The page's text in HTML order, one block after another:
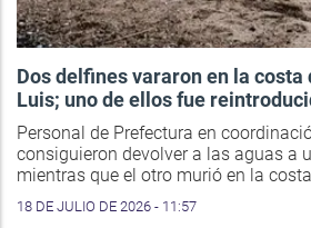
Dos delfines vararon en la costa
Luis; uno de ellos fue
Personal de Prefectura en
consiguieron devolver a las aguas a
mientras que el otro murió en la
18 DE JULIO DE 2026 - 11:57